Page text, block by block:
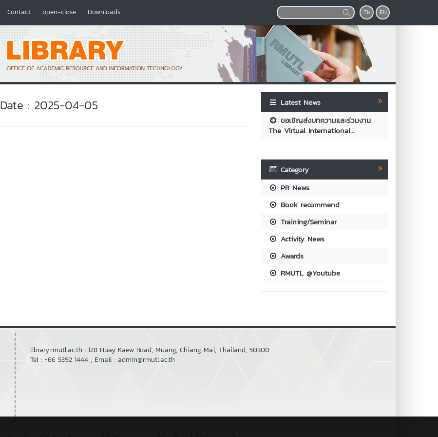
Contact open-close Downloads TH EN
Date : 2025-04-05
Latest News
ขอเชิญส่งบทความและร่วมงาน
The Virtual International...
Category
PR News
Book recommend
Training/Seminar
Activity News
Awards
RMUTL @Youtube
library.rmutl.ac.th : 128 Huay Kaew Road, Muang, Chiang Mai, Thailand, 50300
Tel : +66 5392 1444 , Email : admin@rmutl.ac.th